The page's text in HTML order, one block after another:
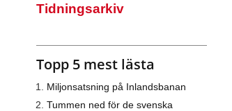
Tidningsarkiv
Topp 5 mest lästa
Miljonsatsning på Inlandsbanan
Tummen ned för de svenska